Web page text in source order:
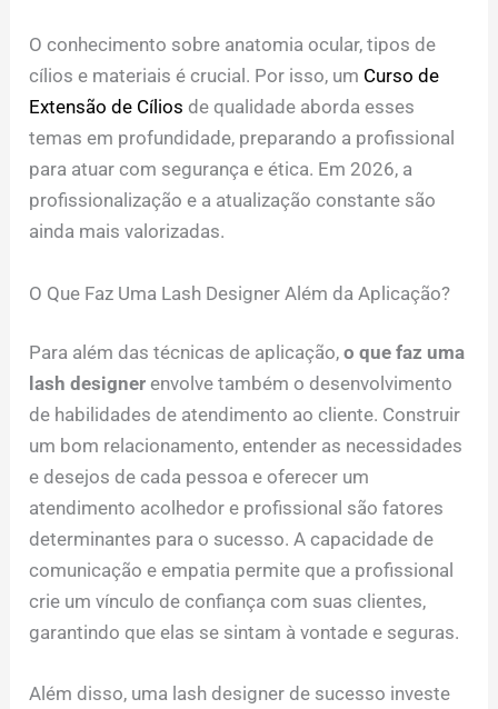
O conhecimento sobre anatomia ocular, tipos de
cílios e materiais é crucial. Por isso, um Curso de
Extensão de Cílios de qualidade aborda esses
temas em profundidade, preparando a profissional
para atuar com segurança e ética. Em 2026, a
profissionalização e a atualização constante são
ainda mais valorizadas.
O Que Faz Uma Lash Designer Além da Aplicação?
Para além das técnicas de aplicação,o que faz uma
lash designer envolve também o desenvolvimento
de habilidades de atendimento ao cliente. Construir
um bom relacionamento, entender as necessidades
e desejos de cada pessoa e oferecer um
atendimento acolhedor e profissional são fatores
determinantes para o sucesso. A capacidade de
comunicação e empatia permite que a profissional
crie um vínculo de confiança com suas clientes,
garantindo que elas se sintam à vontade e seguras.
Além disso, uma lash designer de sucesso investe